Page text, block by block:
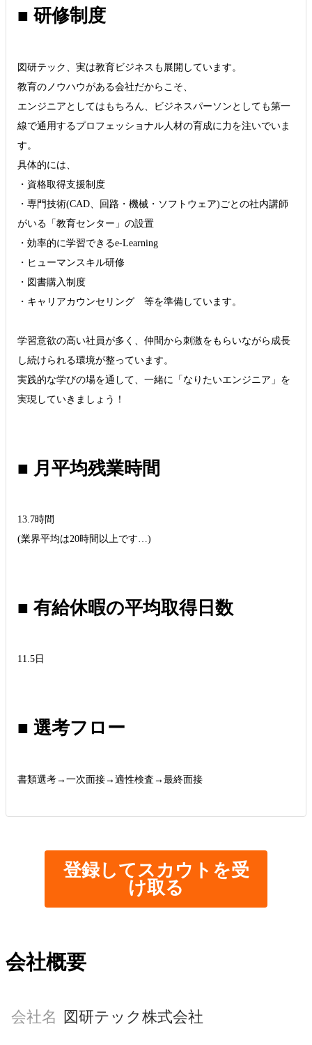
■ 研修制度
図研テック、実は教育ビジネスも展開しています。
教育のノウハウがある会社だからこそ、
エンジニアとしてはもちろん、ビジネスパーソンとしても第一
線で通用するプロフェッショナル人材の育成に力を注いでいま
す。
具体的には、
・資格取得支援制度
・専門技術(CAD、回路・機械・ソフトウェア)ごとの社内講師
がいる「教育センター」の設置
・効率的に学習できるe-Learning
・ヒューマンスキル研修
・図書購入制度
・キャリアカウンセリング 等を準備しています。
学習意欲の高い社員が多く、仲間から刺激をもらいながら成長
し続けられる環境が整っています。
実践的な学びの場を通して、一緒に「なりたいエンジニア」を
実現していきましょう！
■ 月平均残業時間
13.7時間
(業界平均は20時間以上です…)
■ 有給休暇の平均取得日数
11.5日
■ 選考フロー
書類選考→一次面接→適性検査→最終面接
登録してスカウトを受
け取る
会社概要
会社名 図研テック株式会社